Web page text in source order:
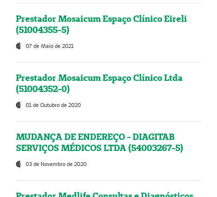
Prestador Mosaicum Espaço Clínico Eireli
(51004355-5)
07 de Maio de 2021
Prestador Mosaicum Espaço Clínico Ltda
(51004352-0)
01 de Outubro de 2020
MUDANÇA DE ENDEREÇO - DIAGITAB
SERVIÇOS MÉDICOS LTDA (54003267-5)
03 de Novembro de 2020